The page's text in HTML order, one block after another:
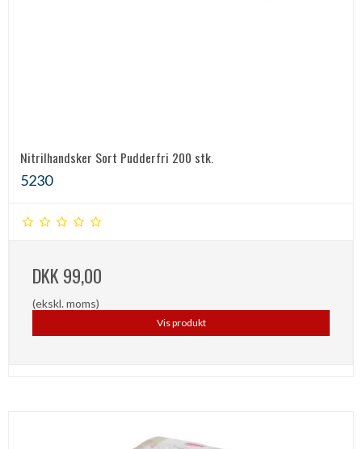
Nitrilhandsker Sort Pudderfri 200 stk.
5230
DKK 99,00
(ekskl. moms)
Vis produkt